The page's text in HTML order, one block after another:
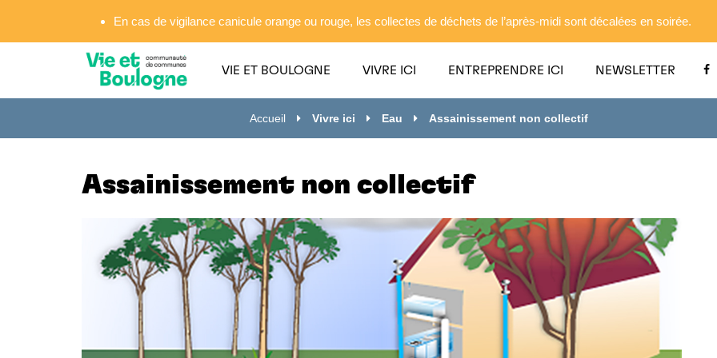
En cas de vigilance canicule orange ou rouge, les collectes de déchets de l’après-midi sont décalées en soirée.
VIE ET BOULOGNE VIVRE ICI ENTREPRENDRE ICI NEWSLETTER
Accueil Vivre ici Eau Assainissement non collectif
Assainissement non collectif